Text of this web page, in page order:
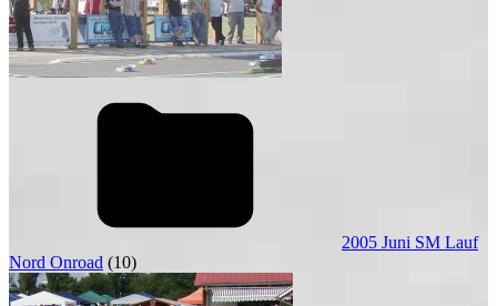
2005 Juni SM Lauf
Nord Onroad (10)